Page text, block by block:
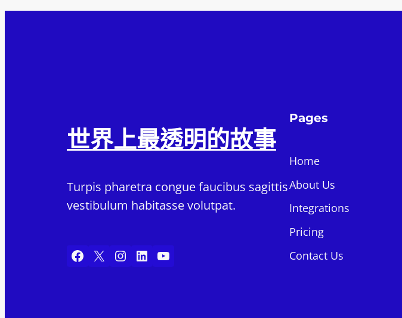
世界上最透明的故事
Turpis pharetra congue faucibus sagittis
vestibulum habitasse volutpat.
Facebook X Instagram LinkedIn YouTube
Pages
Home
About Us
Integrations
Pricing
Contact Us